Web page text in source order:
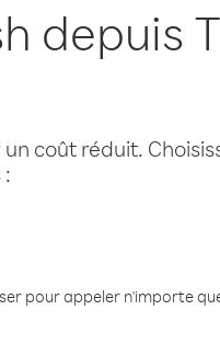
depuis
coût réduit.
pour appeler n'importe